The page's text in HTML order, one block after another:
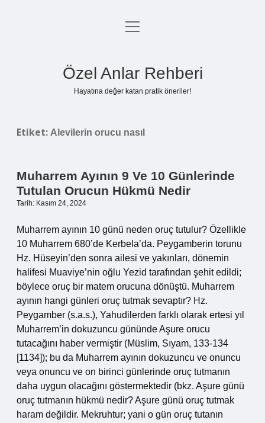
Anasayfa
menüyü
Özel Anlar Rehberi
Hayatına değer katan pratik öneriler!
Etiket: Alevilerin orucu nasıl
Muharrem Ayının 9 Ve 10 Günlerinde
Tutulan Orucun Hükmü Nedir
Tarih: Kasım 24, 2024
Muharrem ayının 10 günü neden oruç tutulur? Özellikle
10 Muharrem 680’de Kerbela’da. Peygamberin torunu
Hz. Hüseyin’den sonra ailesi ve yakınları, dönemin
halifesi Muaviye’nin oğlu Yezid tarafından şehit edildi;
böylece oruç bir matem orucuna dönüştü. Muharrem
ayının hangi günleri oruç tutmak sevaptır? Hz.
Peygamber (s.a.s.), Yahudilerden farklı olarak ertesi yıl
Muharrem’in dokuzuncu gününde Aşure orucu
tutacağını haber vermiştir (Müslim, Sıyam, 133-134
[1134]); bu da Muharrem ayının dokuzuncu ve onuncu
veya onuncu ve on birinci günlerinde oruç tutmanın
daha uygun olacağını göstermektedir (bkz. Aşure günü
oruç tutmanın hükmü nedir? Aşure günü oruç tutmak
haram değildir. Mekruhtur; yani o gün oruç tutanın